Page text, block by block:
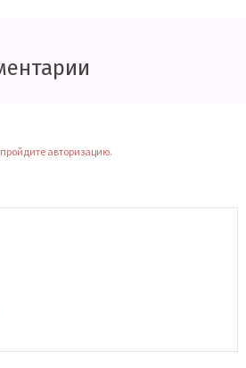
авторизацию.